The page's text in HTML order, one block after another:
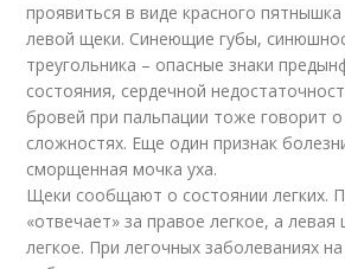
проявиться в виде красного
левой щеки. Синеющие губы,
треугольника – опасные знаки
состояния, сердечной
бровей при пальпации тоже говорит
сложностях. Еще один признак
сморщенная мочка уха.
Щеки сообщают о состоянии легких.
«отвечает» за правое легкое, а левая
легкое. При легочных заболеваниях